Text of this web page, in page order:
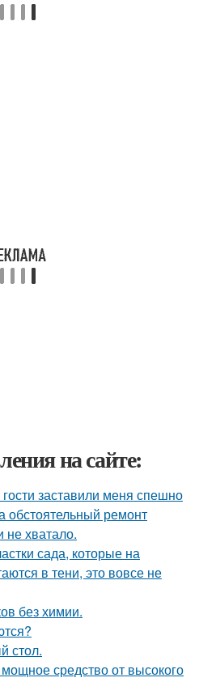
на сайте:
заставили меня спешно
обстоятельный ремонт
не хватало.
сада, которые на
в тени, это вовсе не
без химии.
стол.
средство от высокого